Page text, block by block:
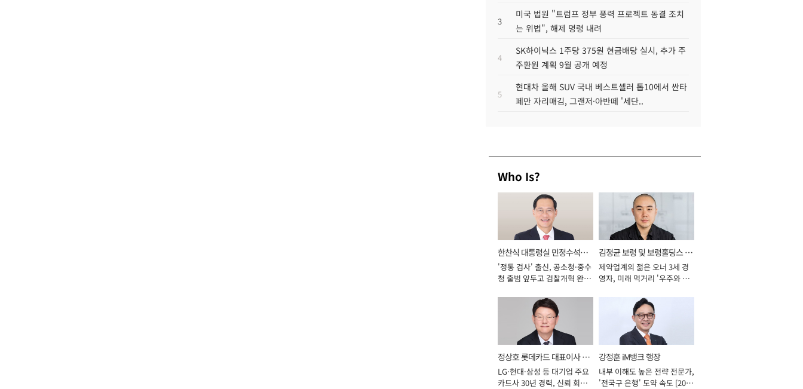
3
미국 법원 "트럼프 정부 풍력 프로젝트 동결 조치
는 위법", 해제 명령 내려
4
SK하이닉스 1주당 375원 현금배당 실시, 추가 주
주환원 계획 9월 공개 예정
5
현대차 올해 SUV 국내 베스트셀러 톱10에서 싼타
페만 자리매김, 그랜저·아반떼 '세단..
Who Is?
한찬식 대통령실 민정수석비
서관
'정통 검사' 출신, 공소청·중수
청 출범 앞두고 검찰개혁 완수
김정균 보령 및 보령홀딩스 대
표이사 사장
제약업계의 젊은 오너 3세 경
영자, 미래 먹거리 '우주와 헬
정상호 롯데카드 대표이사 사
장
LG·현대·삼성 등 대기업 주요
카드사 30년 경력, 신뢰 회복
강정훈 iM뱅크 행장
내부 이해도 높은 전략 전문가,
'전국구 은행' 도약 속도 [2026